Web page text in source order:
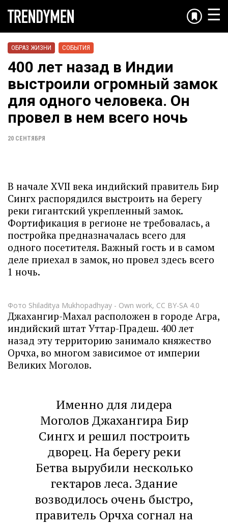
☰
ОБРАЗ ЖИЗНИ СОБЫТИЯ
400 лет назад в Индии
выстроили огромный замок
для одного человека. Он
провел в нем всего ночь
20 СЕНТЯБРЯ
В начале XVII века индийский правитель Бир
Сингх распорядился выстроить на берегу
реки гигантский укрепленный замок.
Фортификация в регионе не требовалась, а
постройка предназначалась всего для
одного посетителя. Важный гость и в самом
деле приехал в замок, но провел здесь всего
1 ночь.
Фото Shiladitya Mukhopadhyay - Own work, CC BY-SA 4.0
Джахангир-Махал расположен в городе Агра,
индийский штат Уттар-Прадеш. 400 лет
назад эту территорию занимало княжество
Орчха, во многом зависимое от империи
Великих Моголов.
Именно для лидера
Моголов Джахангира Бир
Сингх и решил построить
дворец. На берегу реки
Бетва вырубили несколько
гектаров леса. Здание
возводилось очень быстро,
правитель Орчха согнал на